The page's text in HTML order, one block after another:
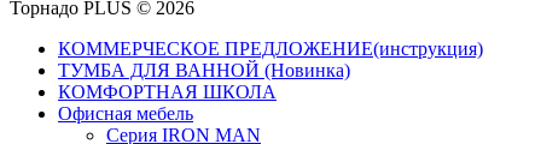
Торнадо PLUS © 2026
КОММЕРЧЕСКОЕ ПРЕДЛОЖЕНИЕ(инструкция)
ТУМБА ДЛЯ ВАННОЙ (Новинка)
КОМФОРТНАЯ ШКОЛА
Офисная мебель
Серия IRON MAN